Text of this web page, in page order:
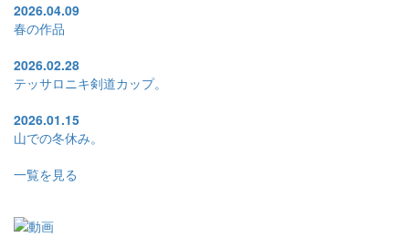
2026.04.09
春の作品
2026.02.28
テッサロニキ剣道カップ。
2026.01.15
山での冬休み。
一覧を見る